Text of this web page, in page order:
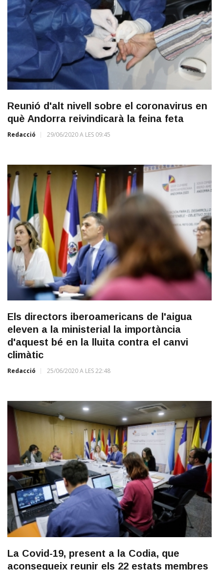
Reunió d'alt nivell sobre el coronavirus en
què Andorra reivindicarà la feina feta
Redacció 29/06/2020 A LES 09:45
Els directors iberoamericans de l'aigua
eleven a la ministerial la importància
d'aquest bé en la lluita contra el canvi
climàtic
Redacció 25/06/2020 A LES 22:48
La Covid-19, present a la Codia, que
aconsegueix reunir els 22 estats membres